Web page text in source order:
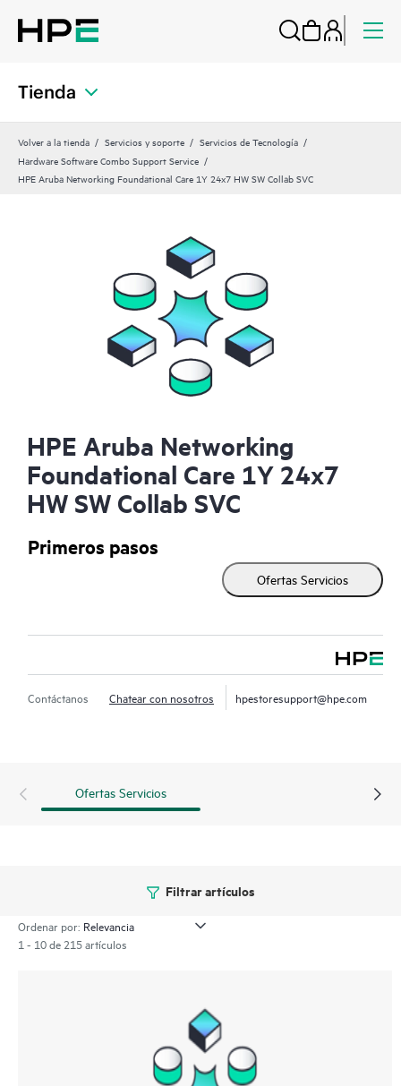
Tienda
Volver a la tienda Servicios y soporte
Servicios de Tecnología
Hardware Software Combo Support Service
HPE Aruba Networking Foundational Care 1Y 24x7 HW SW Collab SVC
HPE Aruba Networking
Foundational Care 1Y 24x7
HW SW Collab SVC
Primeros pasos
Ofertas Servicios
Contáctanos Chatear con nosotros hpestoresupport@hpe.com
Ofertas Servicios
Filtrar artículos
Ordenar por:
1 - 10 de 215 artículos